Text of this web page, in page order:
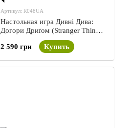
Артикул: R048UA
Настольная игра Дивні Дива:
Догори Дриґом (Stranger Things:
Upside Down)
2 590 грн
Купить